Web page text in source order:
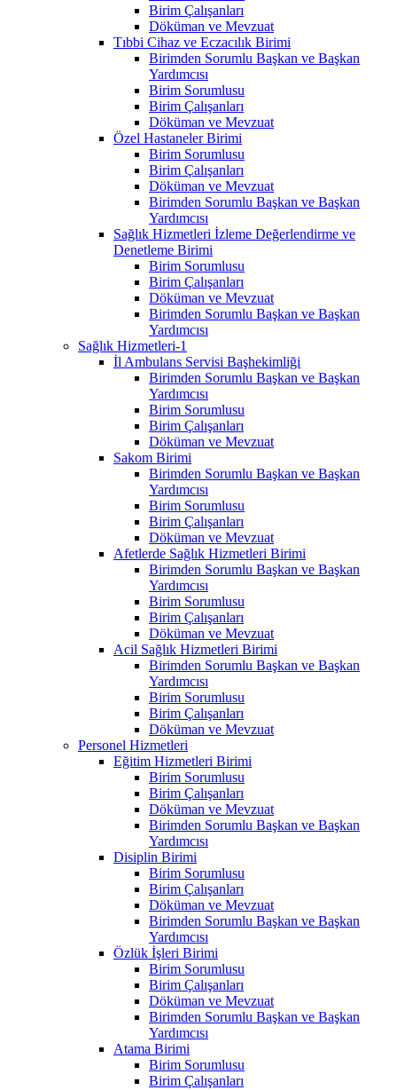
Birim Çalışanları
Döküman ve Mevzuat
Tıbbi Cihaz ve Eczacılık Birimi
Birimden Sorumlu Başkan ve Başkan
Yardımcısı
Birim Sorumlusu
Birim Çalışanları
Döküman ve Mevzuat
Özel Hastaneler Birimi
Birim Sorumlusu
Birim Çalışanları
Döküman ve Mevzuat
Birimden Sorumlu Başkan ve Başkan
Yardımcısı
Sağlık Hizmetleri İzleme Değerlendirme ve
Denetleme Birimi
Birim Sorumlusu
Birim Çalışanları
Döküman ve Mevzuat
Birimden Sorumlu Başkan ve Başkan
Yardımcısı
Sağlık Hizmetleri-1
İl Ambulans Servisi Başhekimliği
Birimden Sorumlu Başkan ve Başkan
Yardımcısı
Birim Sorumlusu
Birim Çalışanları
Döküman ve Mevzuat
Sakom Birimi
Birimden Sorumlu Başkan ve Başkan
Yardımcısı
Birim Sorumlusu
Birim Çalışanları
Döküman ve Mevzuat
Afetlerde Sağlık Hizmetleri Birimi
Birimden Sorumlu Başkan ve Başkan
Yardımcısı
Birim Sorumlusu
Birim Çalışanları
Döküman ve Mevzuat
Acil Sağlık Hizmetleri Birimi
Birimden Sorumlu Başkan ve Başkan
Yardımcısı
Birim Sorumlusu
Birim Çalışanları
Döküman ve Mevzuat
Personel Hizmetleri
Eğitim Hizmetleri Birimi
Birim Sorumlusu
Birim Çalışanları
Döküman ve Mevzuat
Birimden Sorumlu Başkan ve Başkan
Yardımcısı
Disiplin Birimi
Birim Sorumlusu
Birim Çalışanları
Döküman ve Mevzuat
Birimden Sorumlu Başkan ve Başkan
Yardımcısı
Özlük İşleri Birimi
Birim Sorumlusu
Birim Çalışanları
Döküman ve Mevzuat
Birimden Sorumlu Başkan ve Başkan
Yardımcısı
Atama Birimi
Birim Sorumlusu
Birim Çalışanları